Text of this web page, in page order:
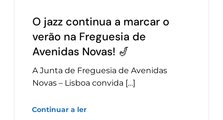
O jazz continua a marcar o
verão na Freguesia de
Avenidas Novas! 🎷
A Junta de Freguesia de Avenidas
Novas – Lisboa convida […]
Continuar a ler